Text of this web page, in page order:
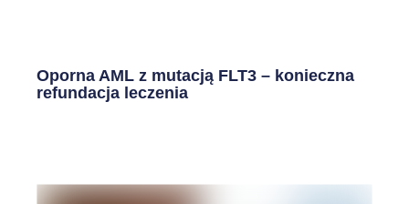
Oporna AML z mutacją FLT3 – konieczna
refundacja leczenia